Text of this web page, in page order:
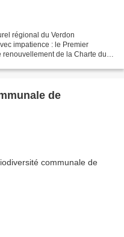
régional du Verdon
impatience : le Premier
de la Charte du
de